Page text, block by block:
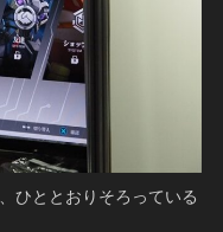
ひととおりそろっている